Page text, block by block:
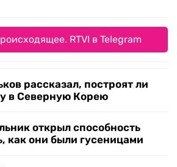
RTVI в Telegram
рассказал, построят ли
в Северную Корею
открыл способность
как они были гусеницами